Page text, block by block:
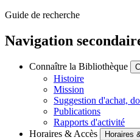
Guide de recherche
Navigation
Connaître la Bibliothèque
Histoire
Mission
Suggestion d'achat,
Publications
Rapports d'activité
Horaires & Accès
Horaires